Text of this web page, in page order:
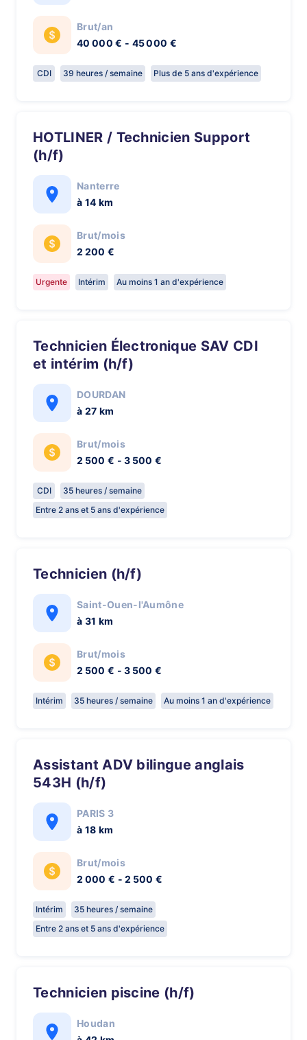
Brut/an
40 000 € - 45 000 €
CDI 39 heures / semaine Plus de 5 ans d'expérience
HOTLINER / Technicien Support
(h/f)
Nanterre
à 14 km
Brut/mois
2 200 €
Urgente Intérim Au moins 1 an d'expérience
Technicien Électronique SAV CDI
et intérim (h/f)
DOURDAN
à 27 km
Brut/mois
2 500 € - 3 500 €
CDI
35 heures / semaine
Entre 2 ans et 5 ans d'expérience
Technicien (h/f)
Saint-Ouen-l'Aumône
à 31 km
Brut/mois
2 500 € - 3 500 €
Intérim 35 heures / semaine Au moins 1 an d'expérience
Assistant ADV bilingue anglais
543H (h/f)
PARIS 3
à 18 km
Brut/mois
2 000 € - 2 500 €
Intérim
35 heures / semaine
Entre 2 ans et 5 ans d'expérience
technicien piscine (h/f)
Houdan